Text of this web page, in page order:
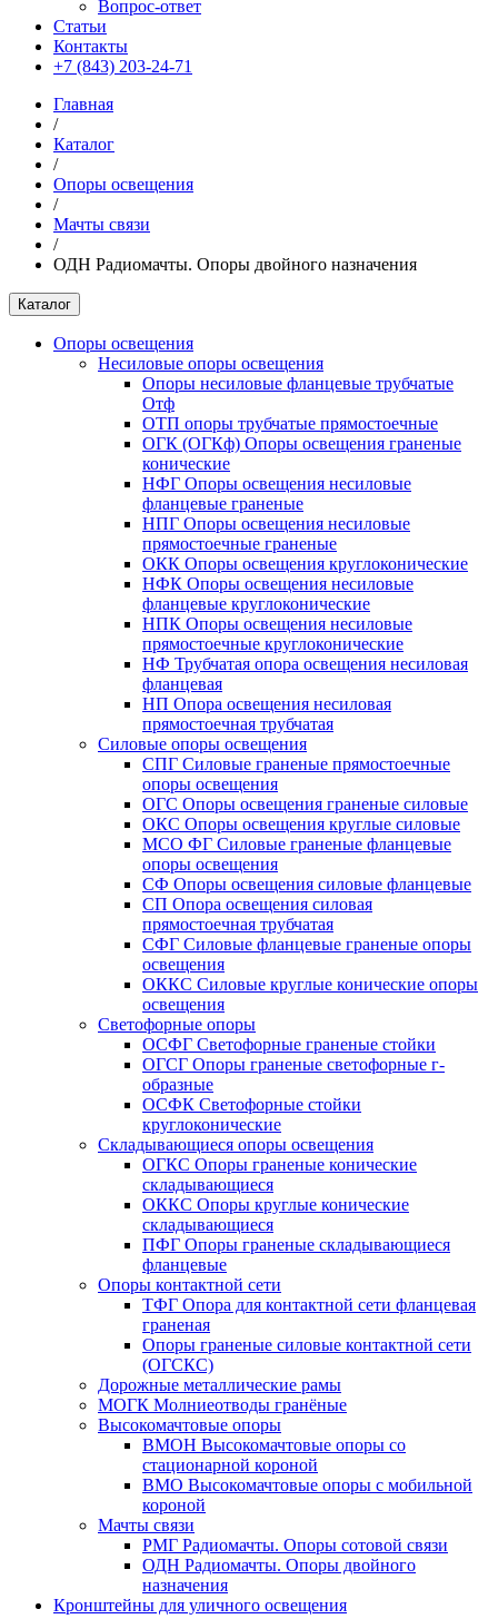
Вопрос-ответ
Статьи
Контакты
+7 (843) 203-24-71
Главная
/
Каталог
/
Опоры освещения
/
Мачты связи
/
ОДН Радиомачты. Опоры двойного назначения
Каталог
Опоры освещения
Несиловые опоры освещения
Опоры несиловые фланцевые трубчатые
Отф
ОТП опоры трубчатые прямостоечные
ОГК (ОГКф) Опоры освещения граненые
конические
НФГ Опоры освещения несиловые
фланцевые граненые
НПГ Опоры освещения несиловые
прямостоечные граненые
ОКК Опоры освещения круглоконические
НФК Опоры освещения несиловые
фланцевые круглоконические
НПК Опоры освещения несиловые
прямостоечные круглоконические
НФ Трубчатая опора освещения несиловая
фланцевая
НП Опора освещения несиловая
прямостоечная трубчатая
Силовые опоры освещения
СПГ Силовые граненые прямостоечные
опоры освещения
ОГС Опоры освещения граненые силовые
ОКС Опоры освещения круглые силовые
МСО ФГ Силовые граненые фланцевые
опоры освещения
СФ Опоры освещения силовые фланцевые
СП Опора освещения силовая
прямостоечная трубчатая
СФГ Силовые фланцевые граненые опоры
освещения
ОККС Силовые круглые конические опоры
освещения
Светофорные опоры
ОСФГ Светофорные граненые стойки
ОГСГ Опоры граненые светофорные г-
образные
ОСФК Светофорные стойки
круглоконические
Складывающиеся опоры освещения
ОГКС Опоры граненые конические
складывающиеся
ОККС Опоры круглые конические
складывающиеся
ПФГ Опоры граненые складывающиеся
фланцевые
Опоры контактной сети
ТФГ Опора для контактной сети фланцевая
граненая
Опоры граненые силовые контактной сети
(ОГСКС)
Дорожные металлические рамы
МОГК Молниеотводы гранёные
Высокомачтовые опоры
ВМОН Высокомачтовые опоры со
стационарной короной
ВМО Высокомачтовые опоры с мобильной
короной
Мачты связи
РМГ Радиомачты. Опоры сотовoй связи
ОДН Радиомачты. Опоры двойного
назначения
Кронштейны для уличного освещения